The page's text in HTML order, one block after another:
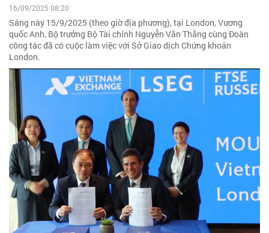
16/09/2025 08:20
Sáng này 15/9/2025 (theo giờ địa phương), tại London, Vương
quốc Anh, Bộ trưởng Bộ Tài chính Nguyễn Văn Thắng cùng Đoàn
công tác đã có cuộc làm việc với Sở Giao dịch Chứng khoán
London.